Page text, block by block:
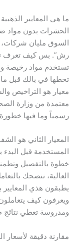
ما هي المعايير
الحشرات بدون مواد
السوق مليان شركات،
رش”. بس كيف تعرف
تستخدم مواد رخيصة
تحطها في بالك قبل
معيار هو التراخيص
معتمدة من وزارة
رسمياً وما فيها خطورة
المعيار الثاني هو
المستخدمة قبل
خطوة بالتفصيل
العالية، ننصحك
يطبقون هذي
ويعرفون كيف
ومدروسة تعطي نتائج
مقارنة دقيقة لأسعار